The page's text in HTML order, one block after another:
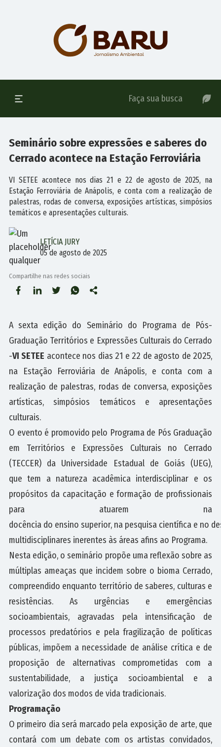
Seminário sobre expressões e saberes do
Cerrado acontece na Estação Ferroviária
VI SETEE acontece nos dias 21 e 22 de agosto de 2025, na
Estação Ferroviária de Anápolis, e conta com a realização de
palestras, rodas de conversa, exposições artísticas, simpósios
temáticos e apresentações culturais.
LETÍCIA JURY
05 de agosto de 2025
Compartilhe nas redes sociais
A sexta edição do Seminário do Programa de Pós-
Graduação Territórios e Expressões Culturais do Cerrado
-VI SETEE acontece nos dias 21 e 22 de agosto de 2025,
na Estação Ferroviária de Anápolis, e conta com a
realização de palestras, rodas de conversa, exposições
artísticas, simpósios temáticos e apresentações
culturais.
O evento é promovido pelo Programa de Pós Graduação
em Territórios e Expressões Culturais no Cerrado
(TECCER) da Universidade Estadual de Goiás (UEG),
que tem a natureza acadêmica interdisciplinar e os
propósitos da capacitação e formação de profissionais
para atuarem na
docência do ensino superior, na pesquisa científica e no
multidisciplinares inerentes às áreas afins ao Programa.
Nesta edição, o seminário propõe uma reflexão sobre as
múltiplas ameaças que incidem sobre o bioma Cerrado,
compreendido enquanto território de saberes, culturas e
resistências. As urgências e emergências
socioambientais, agravadas pela intensificação de
processos predatórios e pela fragilização de políticas
públicas, impõem a necessidade de análise crítica e de
proposição de alternativas comprometidas com a
sustentabilidade, a justiça socioambiental e a
valorização dos modos de vida tradicionais.
Programação
O primeiro dia será marcado pela exposição de arte, que
contará com um debate com os artistas convidados,